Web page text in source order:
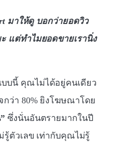
มาให้ดู บอกว่ายอดวิว
แต่ทำไมยอดขายเรานิ่ง
บนี้ คุณไม่ได้อยู่คนเดียว
กว่า 80% ยิงโฆษณาโดย
ซึ่งนั่นอันตรายมากในปี
ม่รู้ตัวเลข เท่ากับคุณไม่รู้